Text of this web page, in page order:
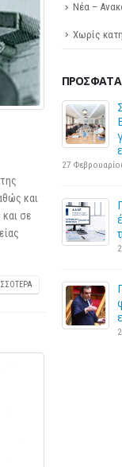
και
σε
Νέα –
Χωρίς
για την
για την
1 στις 2
27